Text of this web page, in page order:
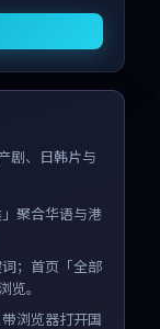
剧、日韩片与
聚合华语与港
；首页「全部
。
浏览器打开国